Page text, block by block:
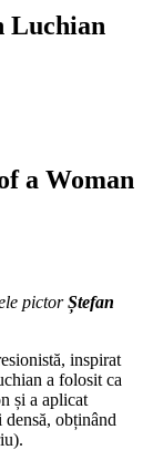
Luchian
a Woman
pictorȘtefan
inspirat
a folosit ca
și a aplicat
densă, obținând